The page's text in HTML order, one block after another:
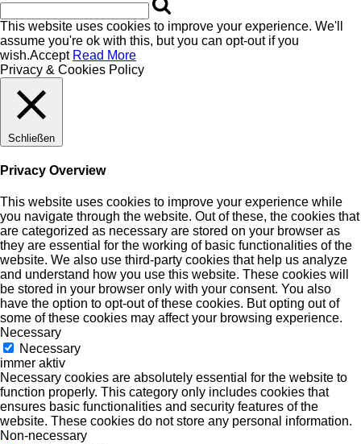
This website uses cookies to improve your experience. We'll
assume you're ok with this, but you can opt-out if you
wish.Accept Read More
Privacy & Cookies Policy
Schließen
Privacy Overview
This website uses cookies to improve your experience while
you navigate through the website. Out of these, the cookies that
are categorized as necessary are stored on your browser as
they are essential for the working of basic functionalities of the
website. We also use third-party cookies that help us analyze
and understand how you use this website. These cookies will
be stored in your browser only with your consent. You also
have the option to opt-out of these cookies. But opting out of
some of these cookies may affect your browsing experience.
Necessary
Necessary
immer aktiv
Necessary cookies are absolutely essential for the website to
function properly. This category only includes cookies that
ensures basic functionalities and security features of the
website. These cookies do not store any personal information.
Non-necessary